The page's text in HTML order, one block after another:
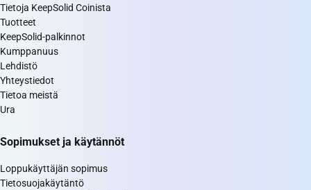
Tietoja KeepSolid Coinista
Tuotteet
KeepSolid-palkinnot
Kumppanuus
Lehdistö
Yhteystiedot
Tietoa meistä
Ura
Sopimukset ja käytännöt
Loppukäyttäjän sopimus
Tietosuojakäytäntö